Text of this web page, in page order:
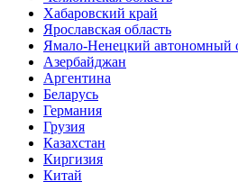
Хабаровский край
Ярославская область
Ямало-Ненецкий автономный
Азербайджан
Аргентина
Беларусь
Германия
Грузия
Казахстан
Киргизия
Китай